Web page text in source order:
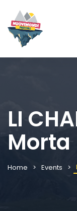
LI
Morta
Home Events